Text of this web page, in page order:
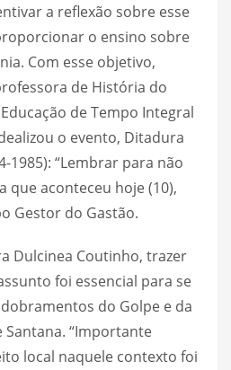
a reflexão sobre esse
o ensino sobre
Com esse objetivo,
de História do
de Tempo Integral
o evento, Ditadura
1985): “Lembrar para não
que aconteceu hoje (10),
Gestor do Gastão.
Dulcinea Coutinho, trazer
foi essencial para se
do Golpe e da
Santana. “Importante
local naquele contexto foi